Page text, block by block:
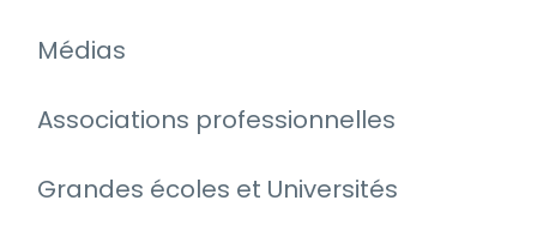
Médias
Associations professionnelles
Grandes écoles et Universités